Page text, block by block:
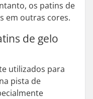
os patins de
em outras cores.
de gelo
utilizados para
pista de